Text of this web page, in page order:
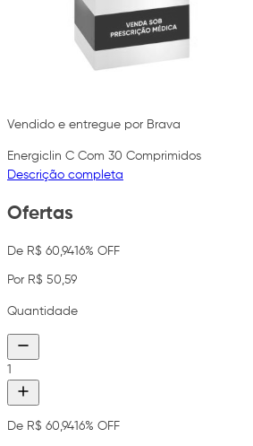
Vendido e entregue por Brava
Energiclin C Com 30 Comprimidos
Descrição completa
Ofertas
De R$ 60,9416% OFF
Por R$ 50,59
Quantidade
1
De R$ 60,9416% OFF